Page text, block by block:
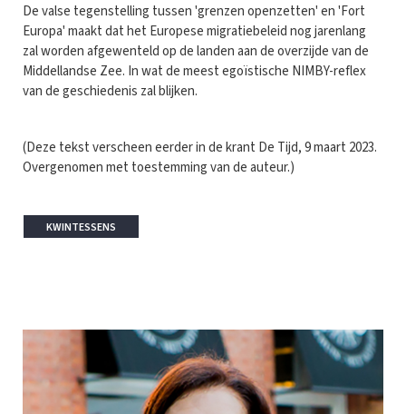
De valse tegenstelling tussen 'grenzen openzetten' en 'Fort
Europa' maakt dat het Europese migratiebeleid nog jarenlang
zal worden afgewenteld op de landen aan de overzijde van de
Middellandse Zee. In wat de meest egoïstische NIMBY-reflex
van de geschiedenis zal blijken.
(Deze tekst verscheen eerder in de krant De Tijd, 9 maart 2023.
Overgenomen met toestemming van de auteur.)
KWINTESSENS